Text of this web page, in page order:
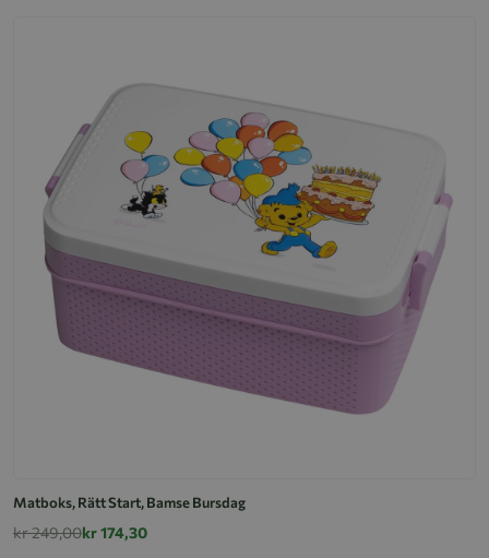
Matboks, Rätt Start, Bamse Bursdag
kr 249,00kr 174,30